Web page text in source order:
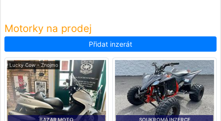
Motorky na prodej
Přidat inzerát
Lucky Cow - Znojmo
BAZAR MOTO SOUKROMÁ INZERCE